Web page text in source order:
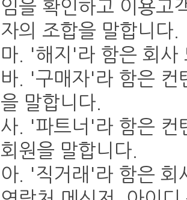
임을 확인하고 이용고
자의 조합을 말합니다.
마. '해지'라 함은 회사
바. '구매자'라 함은 컨
을 말합니다.
사. '파트너'라 함은 컨
회원을 말합니다.
아. '직거래'라 함은 회